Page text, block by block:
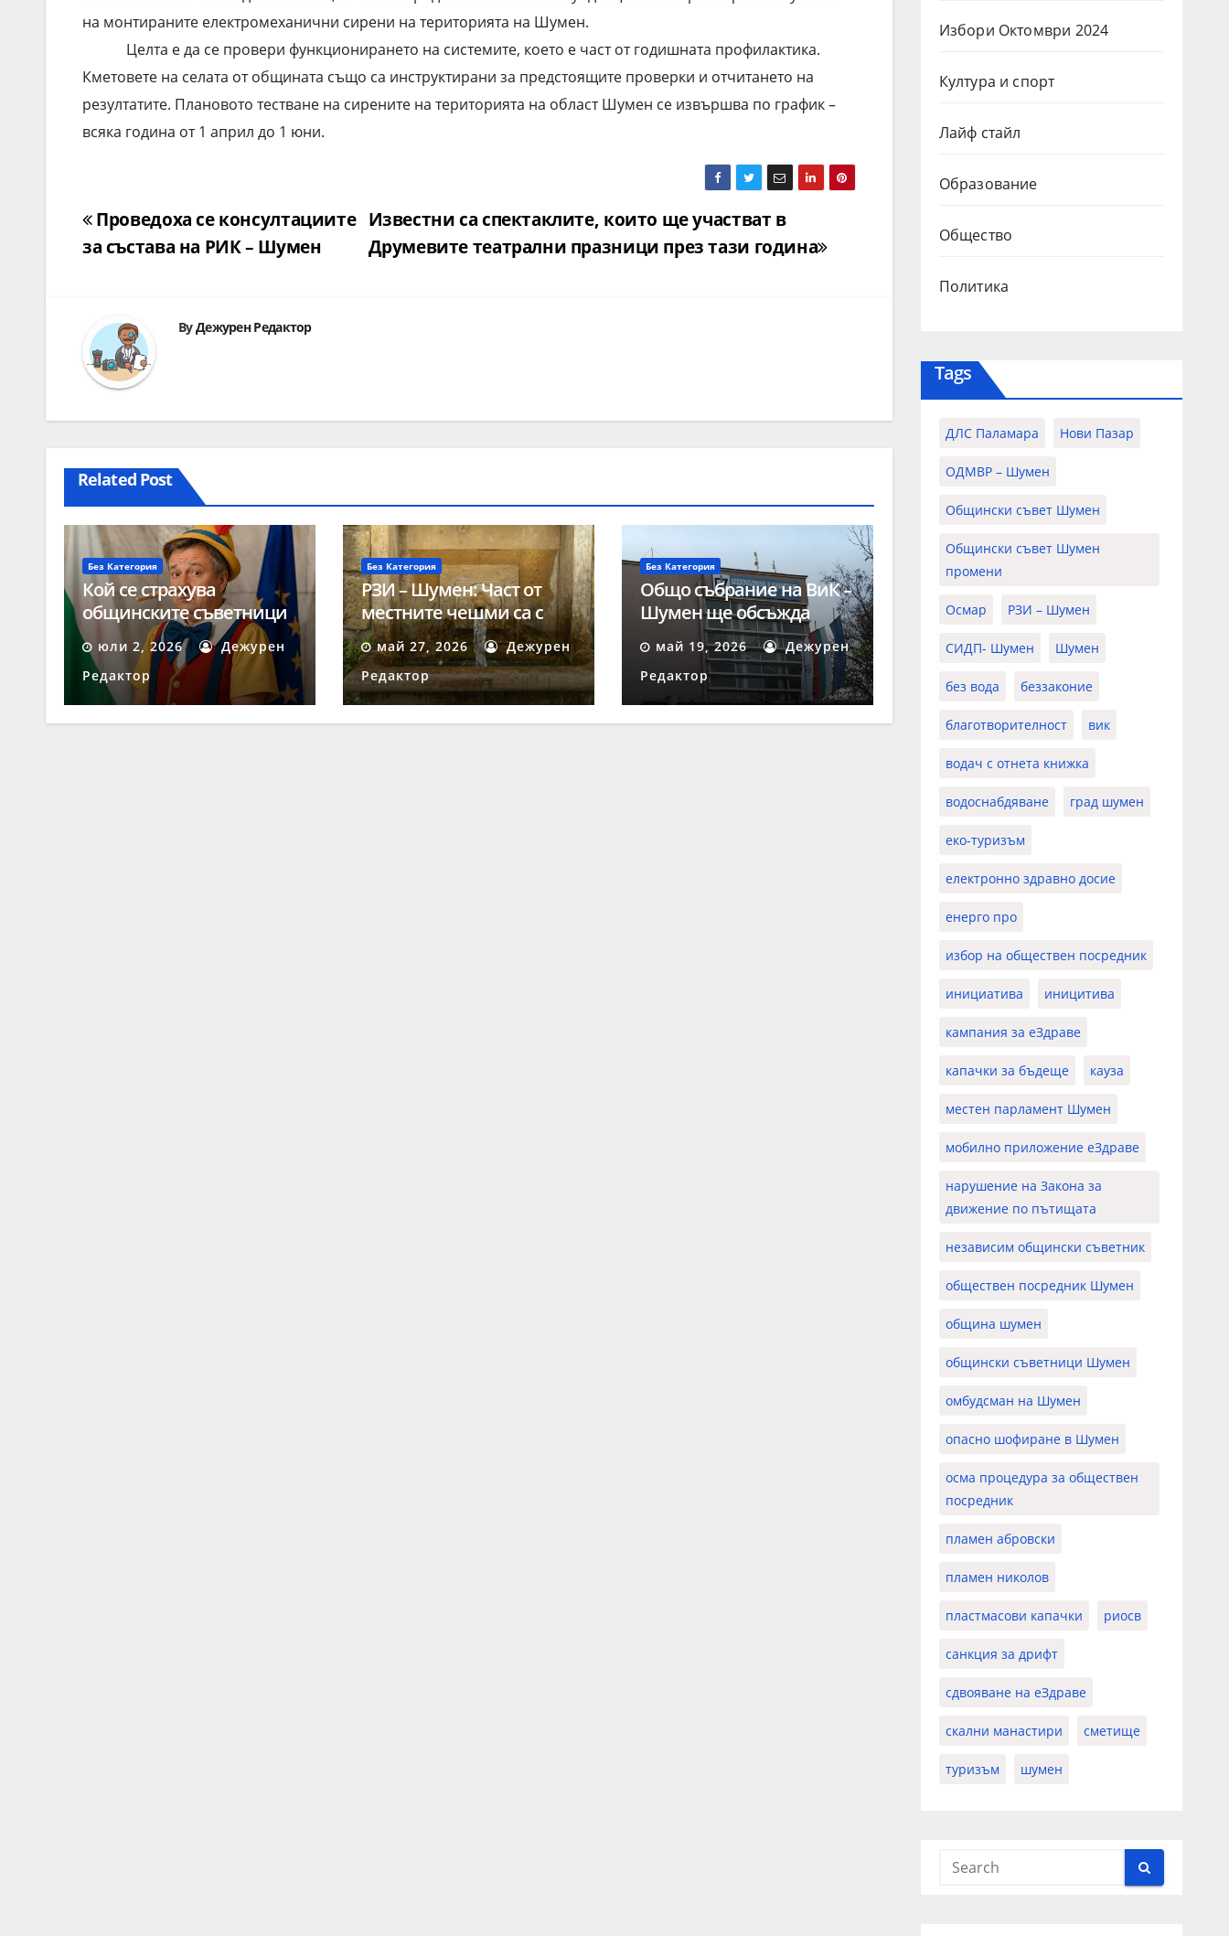
на монтираните електромеханични сирени на територията на Шумен.
Целта е да се провери функционирането на системите, което е част от годишната профилактика.
Кметовете на селата от общината също са инструктирани за предстоящите проверки и отчитането на
резултатите. Плановото тестване на сирените на територията на област Шумен се извършва по график –
всяка година от 1 април до 1 юни.
Навигация
Известни са спектаклите, които ще участват в
Друмевите театрални празници през тази година
Проведоха се консултациите
за състава на РИК – Шумен
ByДежурен Редактор
Related Post
Без Категория
Кой се страхува
общинските съветници
да получават твърди
заплати?
юли 2, 2026
Дежурен
Редактор
Без Категория
РЗИ – Шумен: Част от
местните чешми са с
негодна за пиене вода
май 27, 2026
Дежурен
Редактор
Без Категория
Общо събрание на ВиК –
Шумен ще обсъжда
ключови въпроси на 26
маймай 19, 2026
Дежурен
Редактор
Избори Октомври 2024
Култура и спорт
Лайф стайл
Образование
Общество
Политика
Tags
ДЛС Паламара Нови Пазар
ОДМВР – Шумен
Общински съвет Шумен
Общински съвет Шумен
промени
Осмар РЗИ – Шумен
СИДП- Шумен Шумен
без вода беззаконие
благотворителност вик
водач с отнета книжка
водоснабдяване град шумен
еко-туризъм
електронно здравно досие
енерго про
избор на обществен посредник
инициатива иницитива
кампания за еЗдраве
капачки за бъдеще кауза
местен парламент Шумен
мобилно приложение еЗдраве
нарушение на Закона за
движение по пътищата
независим общински съветник
обществен посредник Шумен
община шумен
общински съветници Шумен
омбудсман на Шумен
опасно шофиране в Шумен
осма процедура за обществен
посредник
пламен абровски
пламен николов
пластмасови капачки риосв
санкция за дрифт
сдвояване на еЗдраве
скални манастири сметище
туризъм шумен